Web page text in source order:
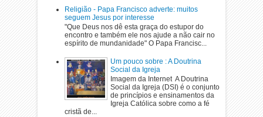
Religião - Papa Francisco adverte: muitos
seguem Jesus por interesse
"Que Deus nos dê esta graça do estupor do
encontro e também ele nos ajude a não cair no
espírito de mundanidade" O Papa Francisc...
Um pouco sobre : A Doutrina
Social da Igreja
Imagem da Internet A Doutrina
Social da Igreja (DSI) é o conjunto
de princípios e ensinamentos da
Igreja Católica sobre como a fé
cristã de...